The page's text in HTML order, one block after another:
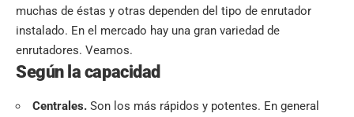
muchas de éstas y otras dependen del tipo de enrutador
instalado. En el mercado hay una gran variedad de
enrutadores. Veamos.
Según la capacidad
Centrales. Son los más rápidos y potentes. En general